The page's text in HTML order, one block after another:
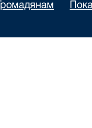
Громадянам